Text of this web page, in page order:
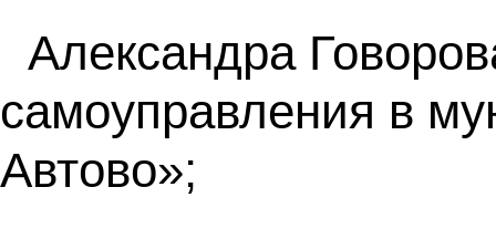
Александра
самоуправления в
Автово»;